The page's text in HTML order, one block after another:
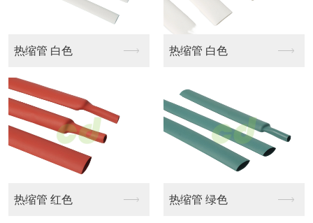
花纹管（X纹）红色 花纹管（X纹）蓝
磨砂管 鱼鳞纹 紫色